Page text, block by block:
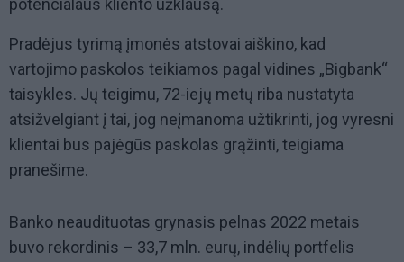
potencialaus kliento užklausą.
Pradėjus tyrimą įmonės atstovai aiškino, kad
vartojimo paskolos teikiamos pagal vidines „Bigbank“
taisykles. Jų teigimu, 72-iejų metų riba nustatyta
atsižvelgiant į tai, jog neįmanoma užtikrinti, jog vyresni
klientai bus pajėgūs paskolas grąžinti, teigiama
pranešime.
Banko neaudituotas grynasis pelnas 2022 metais
buvo rekordinis – 33,7 mln. eurų, indėlių portfelis